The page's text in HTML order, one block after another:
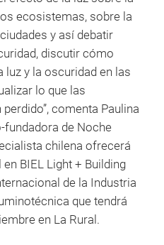
ecosistemas, sobre la
y así debatir
discutir cómo
luz y la oscuridad en las
lo que las
comenta Paulina
fundadora de Noche
chilena ofrecerá
BIEL Light + Building
de la Industria
que tendrá
en La Rural.